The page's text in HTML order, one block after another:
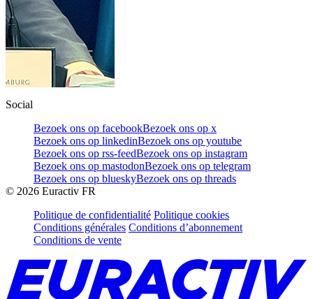
Social
Bezoek ons op facebookBezoek ons op x
Bezoek ons op linkedinBezoek ons op youtube
Bezoek ons op rss-feedBezoek ons op instagram
Bezoek ons op mastodonBezoek ons op telegram
Bezoek ons op blueskyBezoek ons op threads
© 2026 Euractiv FR
Politique de confidentialité Politique cookies
Conditions générales Conditions d’abonnement
Conditions de vente